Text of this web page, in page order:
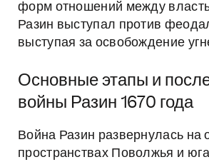
форм отношений между
Разин выступал против
выступая за освобождение
Основные этапы и
войны Разин 1670 года
Война Разин развернулась на
пространствах Поволжья и